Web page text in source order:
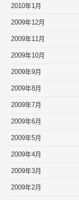
2010年1月
2009年12月
2009年11月
2009年10月
2009年9月
2009年8月
2009年7月
2009年6月
2009年5月
2009年4月
2009年3月
2009年2月